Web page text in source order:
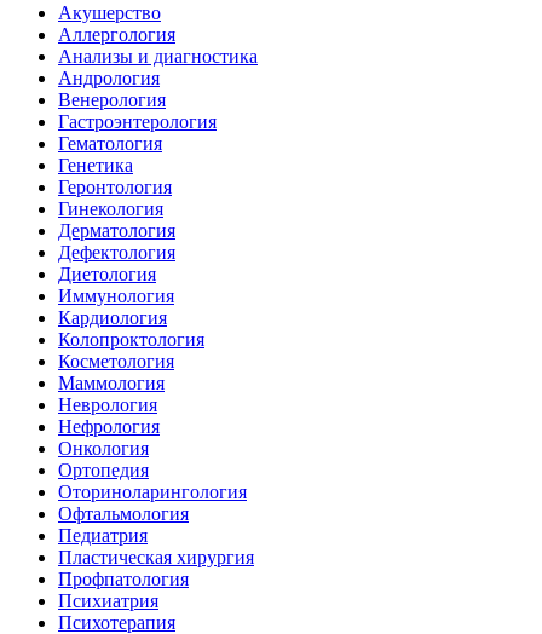
Акушерство
Аллергология
Анализы и диагностика
Андрология
Венерология
Гастроэнтерология
Гематология
Генетика
Геронтология
Гинекология
Дерматология
Дефектология
Диетология
Иммунология
Кардиология
Колопроктология
Косметология
Маммология
Неврология
Нефрология
Онкология
Ортопедия
Оториноларингология
Офтальмология
Педиатрия
Пластическая хирургия
Профпатология
Психиатрия
Психотерапия